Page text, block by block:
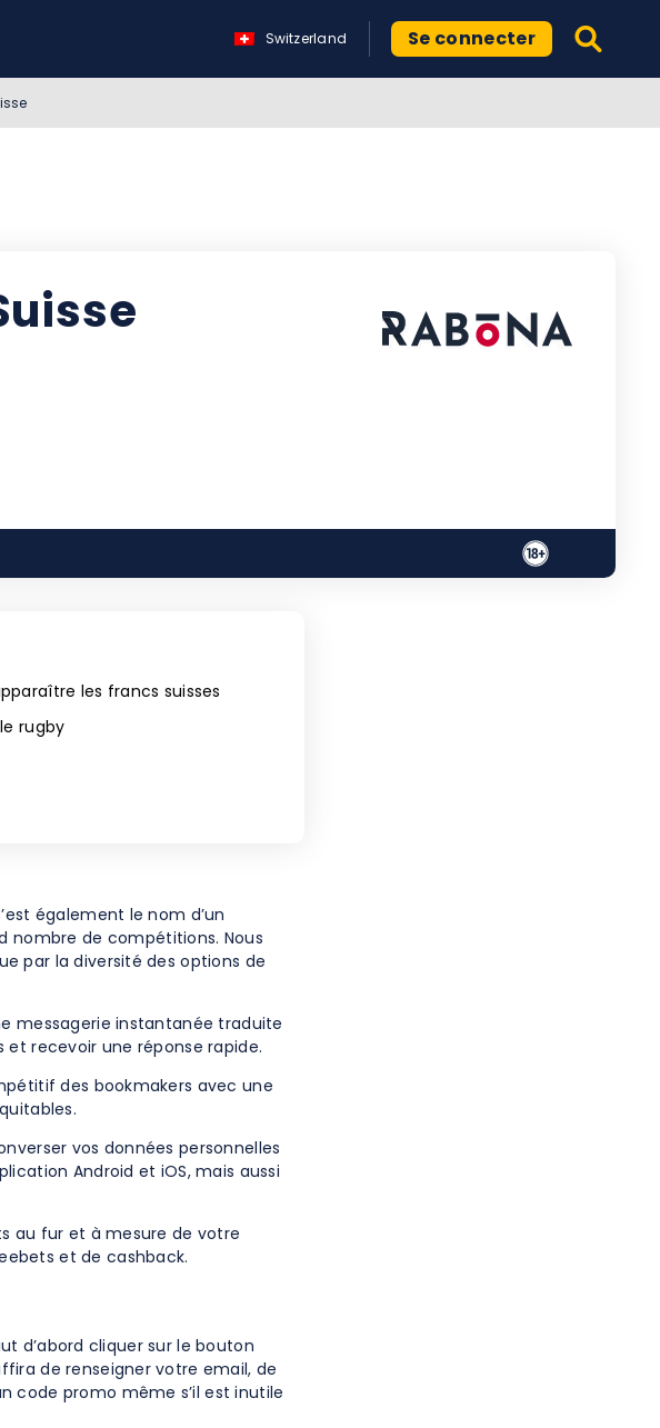
Switzerland Se connecter
les francs suisses
rugby
également le nom d’un
nombre de compétitions. Nous
par la diversité des options de
messagerie instantanée traduite
et recevoir une réponse rapide.
des bookmakers avec une
vos données personnelles
Android et iOS, mais aussi
au fur et à mesure de votre
et de cashback.
d’abord cliquer sur le bouton
de renseigner votre email, de
code promo même s’il est inutile